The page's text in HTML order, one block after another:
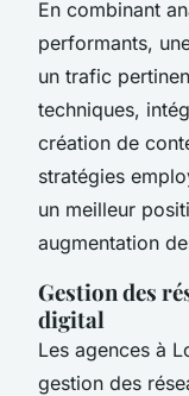
En combinant
performants,
un trafic
techniques,
création de
stratégies
un meilleur
augmentation
Gestion des
digital
Les agences à
gestion des